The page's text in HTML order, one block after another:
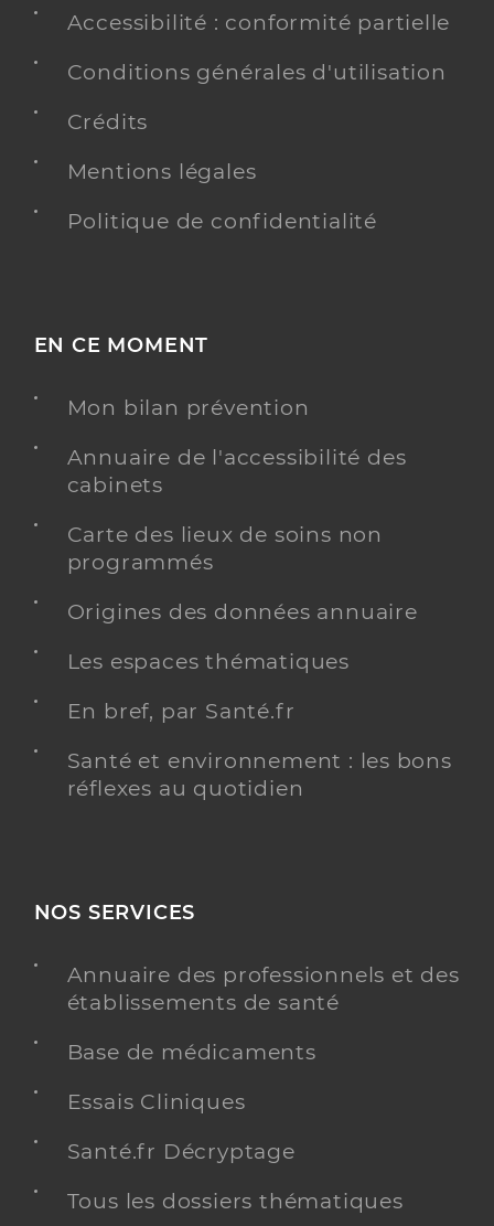
Accessibilité : conformité partielle
Conditions générales d'utilisation
Crédits
Mentions légales
Politique de confidentialité
EN CE MOMENT
Mon bilan prévention
Annuaire de l'accessibilité des
cabinets
Carte des lieux de soins non
programmés
Origines des données annuaire
Les espaces thématiques
En bref, par Santé.fr
Santé et environnement : les bons
réflexes au quotidien
NOS SERVICES
Annuaire des professionnels et des
établissements de santé
Base de médicaments
Essais Cliniques
Santé.fr Décryptage
Tous les dossiers thématiques